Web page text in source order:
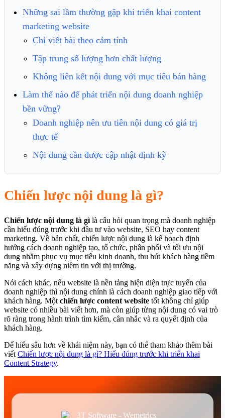
Những sai lầm thường gặp khi triển khai content
marketing website
Chỉ viết bài theo cảm tính
Tập trung số lượng hơn chất lượng
Không liên kết nội dung với mục tiêu bán hàng
Làm thế nào để phát triển nội dung doanh nghiệp
bền vững?
Doanh nghiệp nên ưu tiên nội dung có giá trị
thực tế
Nội dung cần được cập nhật định kỳ
Chiến lược nội dung là gì?
Chiến lược nội dung là gì là câu hỏi quan trọng mà doanh nghiệp
cần hiểu đúng trước khi đầu tư vào website, SEO hay content
marketing. Về bản chất, chiến lược nội dung là kế hoạch định
hướng cách doanh nghiệp tạo, tổ chức, phân phối và tối ưu nội
dung nhằm phục vụ mục tiêu kinh doanh, thu hút khách hàng tiềm
năng và xây dựng niềm tin với thị trường.
Nói cách khác, nếu website là nền tảng hiện diện trực tuyến của
doanh nghiệp thì nội dung chính là cách doanh nghiệp giao tiếp với
khách hàng. Một chiến lược content website tốt không chỉ giúp
website có nhiều bài viết hơn, mà còn giúp từng nội dung có vai trò
rõ ràng trong hành trình tìm kiếm, cân nhắc và ra quyết định của
khách hàng.
Để hiểu sâu hơn về khái niệm này, bạn có thể tham khảo thêm bài
viết Chiến lược nội dung là gì? Hiểu đúng trước khi triển khai
Content Strategy.